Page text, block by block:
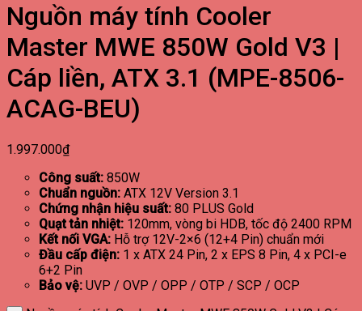
Nguồn máy tính Cooler
Master MWE 850W Gold V3 |
Cáp liền, ATX 3.1 (MPE-8506-
ACAG-BEU)
1.997.000₫
Công suất: 850W
Chuẩn nguồn: ATX 12V Version 3.1
Chứng nhận hiệu suất: 80 PLUS Gold
Quạt tản nhiệt: 120mm, vòng bi HDB, tốc độ 2400 RPM
Kết nối VGA: Hỗ trợ 12V-2×6 (12+4 Pin) chuẩn mới
Đầu cấp điện: 1 x ATX 24 Pin, 2 x EPS 8 Pin, 4 x PCI-e
6+2 Pin
Bảo vệ: UVP / OVP / OPP / OTP / SCP / OCP